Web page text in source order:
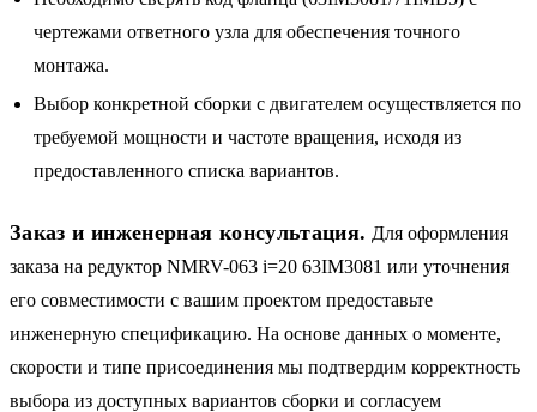
чертежами ответного узла для обеспечения точного
монтажа.
Выбор конкретной сборки с двигателем осуществляется по
требуемой мощности и частоте вращения, исходя из
предоставленного списка вариантов.
Заказ и инженерная консультация. Для оформления
заказа на редуктор NMRV-063 i=20 63IM3081 или уточнения
его совместимости с вашим проектом предоставьте
инженерную спецификацию. На основе данных о моменте,
скорости и типе присоединения мы подтвердим корректность
выбора из доступных вариантов сборки и согласуем